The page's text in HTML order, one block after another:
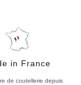
in France
de coutellerie depuis